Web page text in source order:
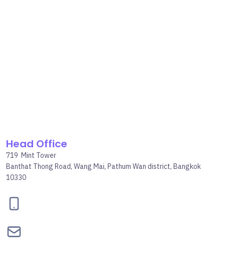
Head Office
719 Mint Tower
Banthat Thong Road, Wang Mai, Pathum Wan district, Bangkok
10330